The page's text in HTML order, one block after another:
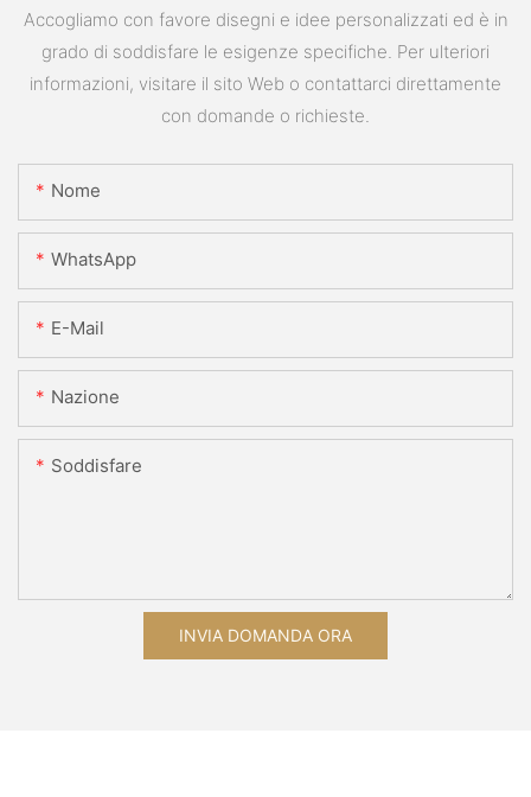
Accogliamo con favore disegni e idee personalizzati ed è in
grado di soddisfare le esigenze specifiche. Per ulteriori
informazioni, visitare il sito Web o contattarci direttamente
con domande o richieste.
Nome
WhatsApp
E-Mail
Nazione
Soddisfare
INVIA DOMANDA ORA